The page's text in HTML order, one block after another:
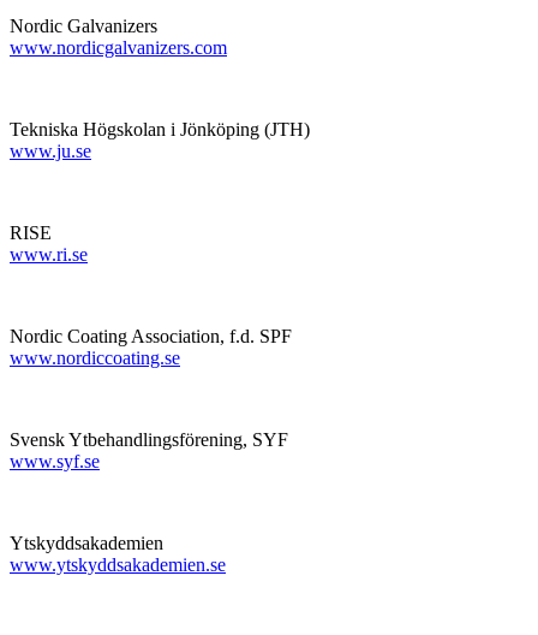
Nordic Galvanizers
www.nordicgalvanizers.com
Tekniska Högskolan i Jönköping (JTH)
www.ju.se
RISE
www.ri.se
Nordic Coating Association, f.d. SPF
www.nordiccoating.se
Svensk Ytbehandlingsförening, SYF
www.syf.se
Ytskyddsakademien
www.ytskyddsakademien.se